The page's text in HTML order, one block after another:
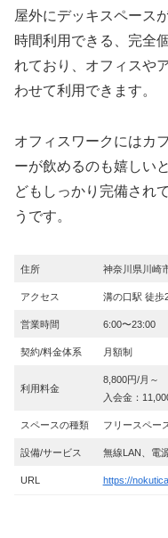
屋外にデッキスペース
時間利用できる、完全
れており、オフィスや
わせて利用できます。
オフィスワークにはカ
ーが飲めるのも嬉しい
どもしっかり完備され
うです。
住所 神奈川県川崎
アクセス 溝の口駅 徒歩
営業時間 6:00〜23:00
契約/料金体系 月額制
利用料金
8,800円/月～
入会金：
スペースの種類 フリースペー
設備/サービス 無線LAN、電
URL https://